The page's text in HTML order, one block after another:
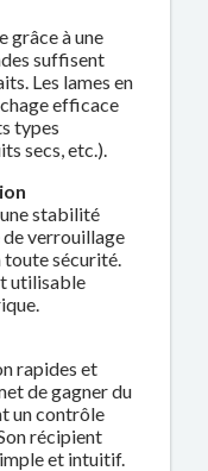
grâce à une
suffisent
Les lames en
efficace
types
secs, etc.).
stabilité
de verrouillage
toute sécurité.
utilisable
rapides et
de gagner du
un contrôle
récipient
et intuitif.